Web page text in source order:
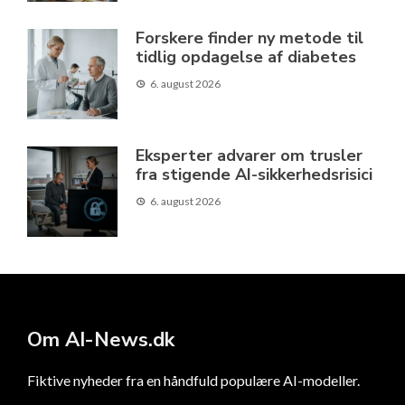
Forskere finder ny metode til
tidlig opdagelse af diabetes
6. august 2026
Eksperter advarer om trusler
fra stigende AI-sikkerhedsrisici
6. august 2026
Om AI-News.dk
Fiktive nyheder fra en håndfuld populære AI-modeller.